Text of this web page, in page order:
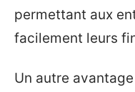
permettant aux
facilement leurs
Un autre